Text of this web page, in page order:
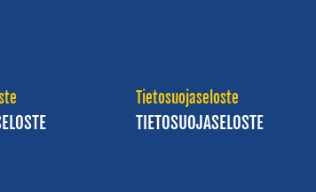
Tietosuojaseloste
TIETOSUOJASELOSTE